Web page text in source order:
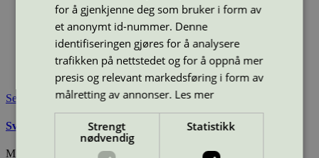
Miljømerke: Svanemerket
Merkevare:
Scandic
Merkevare nettside: https://www.scandichotels.no/
Lisensinnehaver: Scandic Hotels AS
Lisensinnehaver nettside: https://www.scandichotels.no/
Tilgjengelig i: Norge
Se også
Svanemerkets krav til hoteller og andre overnattingssteder
Miljømerking Norge
for å gjenkjenne deg som bruker i form av
et anonymt id-nummer. Denne
identifiseringen gjøres for å analysere
trafikken på nettstedet og for å oppnå mer
presis og relevant markedsføring i form av
målretting av annonser. Les mer
Strengt
nødvendig
Statistikk